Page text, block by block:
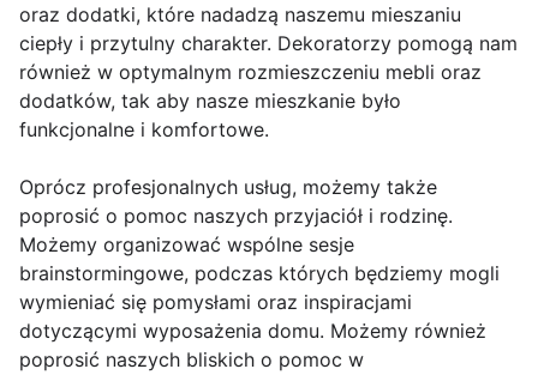
oraz dodatki, które nadadzą naszemu mieszaniu
ciepły i przytulny charakter. Dekoratorzy pomogą nam
również w optymalnym rozmieszczeniu mebli oraz
dodatków, tak aby nasze mieszkanie było
funkcjonalne i komfortowe.
Oprócz profesjonalnych usług, możemy także
poprosić o pomoc naszych przyjaciół i rodzinę.
Możemy organizować wspólne sesje
brainstormingowe, podczas których będziemy mogli
wymieniać się pomysłami oraz inspiracjami
dotyczącymi wyposażenia domu. Możemy również
poprosić naszych bliskich o pomoc w